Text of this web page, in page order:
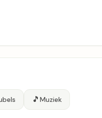
🎵 Muziek